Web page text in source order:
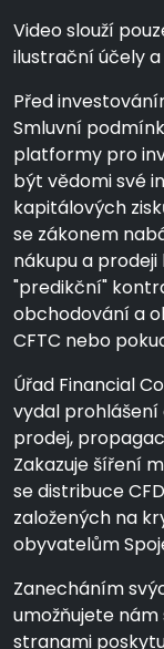
Video slouží
ilustrační účely
Před
Smluvní
platformy pro
být vědomi své
kapitálových
se zákonem
nákupu a
"predikční"
obchodování a
CFTC nebo
Úřad Financial
vydal prohlášení
prodej,
Zakazuje šíření
se distribuce
založených na
obyvatelům
Zanecháním
umožňujete
stranami